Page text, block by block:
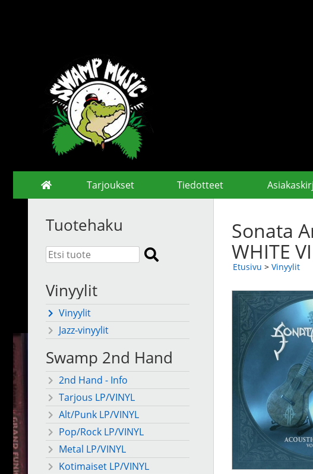
Tarjoukset Tiedotteet
Tuotehaku
Vinyylit
Vinyylit
Jazz-vinyylit
Swamp 2nd Hand
2nd Hand - Info
Tarjous LP/VINYL
Alt/Punk LP/VINYL
Pop/Rock LP/VINYL
Metal LP/VINYL
Kotimaiset LP/VINYL
Sonata
WHITE
Etusivu > Vinyylit